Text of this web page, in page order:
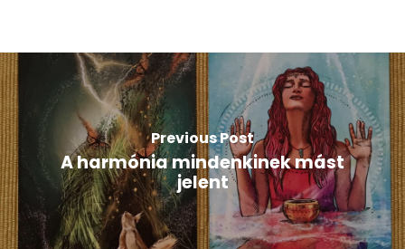
Previous Post
A harmónia mindenkinek mást
jelent